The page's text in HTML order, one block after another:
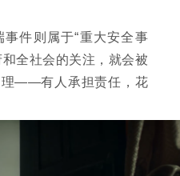
件则属于“重大安全事
全社会的关注，就会被
理——有人承担责任，花